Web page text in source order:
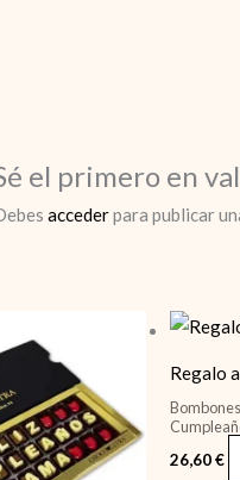
el primero en
accederpara publicar
Regalo
26,60€